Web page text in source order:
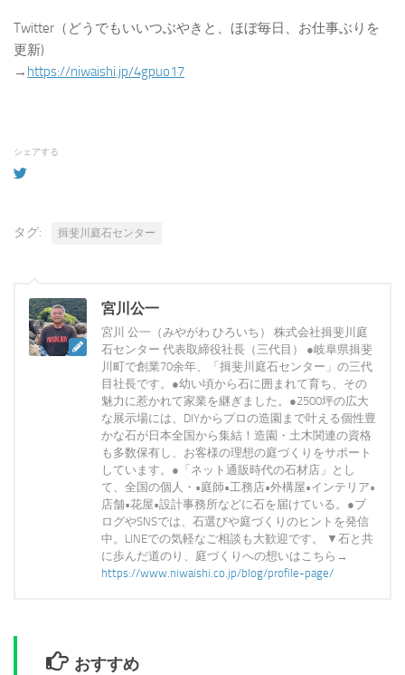
Twitter（どうでもいいつぶやきと、ほぼ毎日、お仕事ぶりを
更新)
→ https://niwaishi.jp/4gpuo17
シェアする
タグ: 揖斐川庭石センター
宮川公一
宮川 公一（みやがわ ひろいち） 株式会社揖斐川庭
石センター 代表取締役社長（三代目） ●岐阜県揖斐
川町で創業70余年、「揖斐川庭石センター」の三代
目社長です。●幼い頃から石に囲まれて育ち、その
魅力に惹かれて家業を継ぎました。●2500坪の広大
な展示場には、DIYからプロの造園まで叶える個性豊
かな石が日本全国から集結！造園・土木関連の資格
も多数保有し、お客様の理想の庭づくりをサポート
しています。●「ネット通販時代の石材店」とし
て、全国の個人・•庭師•工務店•外構屋•インテリア•
店舗•花屋•設計事務所などに石を届けている。●ブ
ログやSNSでは、石選びや庭づくりのヒントを発信
中。LINEでの気軽なご相談も大歓迎です。 ▼石と共
に歩んだ道のり、庭づくりへの想いはこちら→
https://www.niwaishi.co.jp/blog/profile-page/
おすすめ